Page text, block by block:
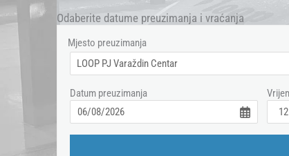
Odaberite datume preuzimanja i vraćanja
Mjesto preuzimanja
Datum preuzimanja